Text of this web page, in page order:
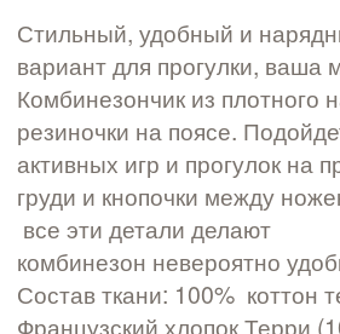
Стильный, удобный и
вариант для прогулки,
Комбинезончик из плотного
резиночки на поясе.
активных игр и прогулок
груди и кнопочки между
все эти детали делают
комбинезон невероятно
Состав ткани: 100% коттон
Французский хлопок Терри